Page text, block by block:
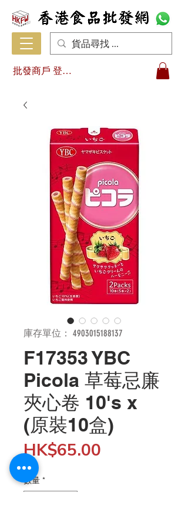
批發商戶 登入/註冊
庫存單位： 4903015188137
F17353 YBC
Picola 草莓忌廉
夾心卷 10's x
(原裝10盒)
HK$65.00
數量 *